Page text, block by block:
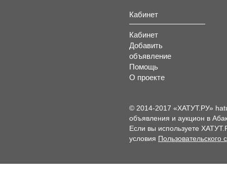
Кабинет
Кабинет
Добавить
объявление
Помощь
О проекте
© 2014-2017 «ХАТУТ.РУ»
объявления и аукцион в
Если вы используете
условия Пользовательского